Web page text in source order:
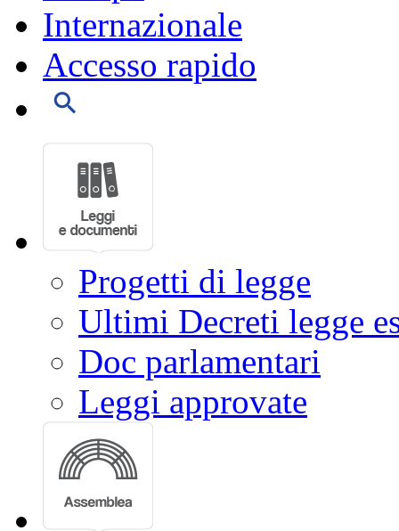
Internazionale
Accesso rapido
Progetti di legge
Ultimi Decreti legge
Doc parlamentari
Leggi approvate